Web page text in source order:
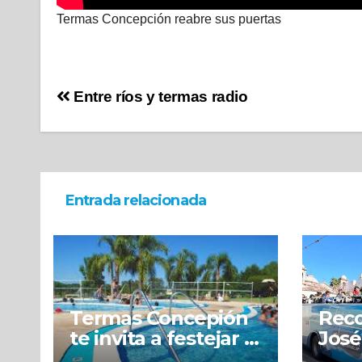
Termas Concepción reabre sus puertas
Entre ríos y termas radio
Entrada relacionada
Termas Concepión
te invita a festejar el